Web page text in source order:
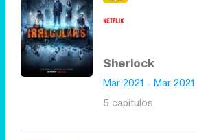
Sherlock
Mar 2021 - Mar 2021
5 capítulos